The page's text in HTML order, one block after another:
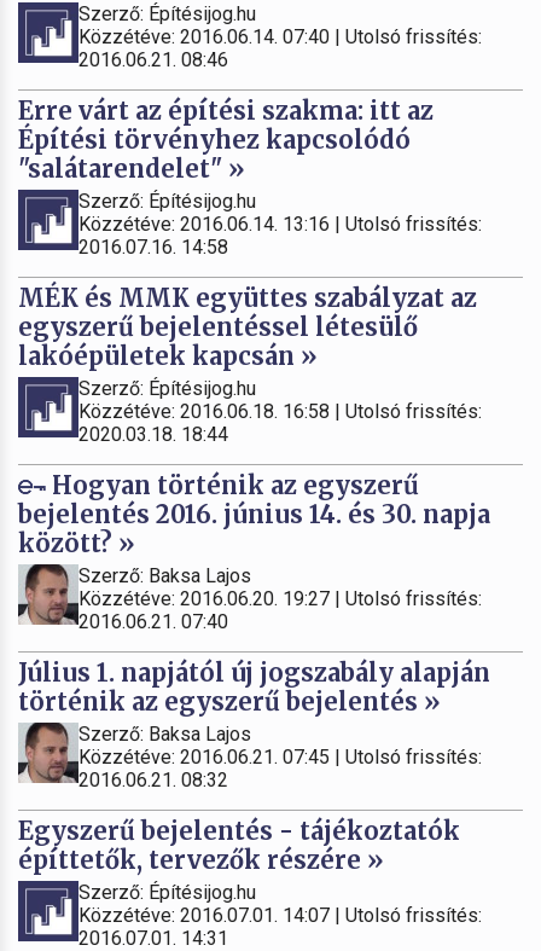
Szerző: Építésijog.hu
Közzétéve: 2016.06.14. 07:40 | Utolsó frissítés:
2016.06.21. 08:46
Erre várt az építési szakma: itt az
Építési törvényhez kapcsolódó
"salátarendelet" »
Szerző: Építésijog.hu
Közzétéve: 2016.06.14. 13:16 | Utolsó frissítés:
2016.07.16. 14:58
MÉK és MMK együttes szabályzat az
egyszerű bejelentéssel létesülő
lakóépületek kapcsán »
Szerző: Építésijog.hu
Közzétéve: 2016.06.18. 16:58 | Utolsó frissítés:
2020.03.18. 18:44
Hogyan történik az egyszerű
bejelentés 2016. június 14. és 30. napja
között? »
Szerző: Baksa Lajos
Közzétéve: 2016.06.20. 19:27 | Utolsó frissítés:
2016.06.21. 07:40
Július 1. napjától új jogszabály alapján
történik az egyszerű bejelentés »
Szerző: Baksa Lajos
Közzétéve: 2016.06.21. 07:45 | Utolsó frissítés:
2016.06.21. 08:32
Egyszerű bejelentés - tájékoztatók
építtetők, tervezők részére »
Szerző: Építésijog.hu
Közzétéve: 2016.07.01. 14:07 | Utolsó frissítés:
2016.07.01. 14:31